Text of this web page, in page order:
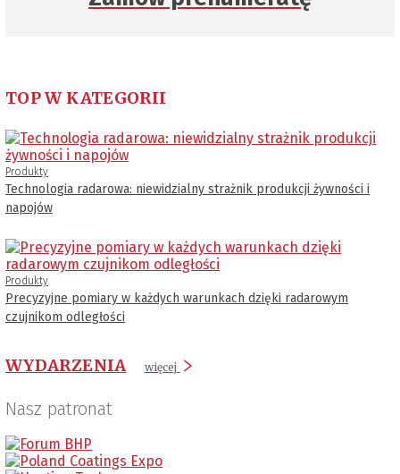
TOP W KATEGORII
Produkty
Technologia radarowa: niewidzialny strażnik produkcji żywności i
napojów
Produkty
Precyzyjne pomiary w każdych warunkach dzięki radarowym
czujnikom odległości
WYDARZENIA więcej
Nasz patronat